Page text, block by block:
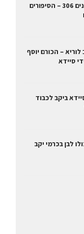
שמענו בין הגפנים 306 – הסיפורים
לוריא – הכורם יוסף
סיידא
ביקב לכבוד
לבן בכרמי יקב